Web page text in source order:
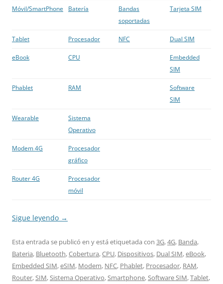
Móvil/SmartPhone Batería
Bandas
soportadas
Tarjeta SIM
Tablet Procesador NFC Dual SIM
eBook CPU
Embedded
SIM
Phablet RAM
Software
SIM
Wearable
Sistema
Operativo
Modem 4G
Procesador
gráfico
Router 4G
Procesador
móvil
Sigue leyendo →
Esta entrada se publicó en y está etiquetada con 3G,4G, Banda,
Bateria, Bluetooth,Cobertura,CPU, Dispositivos, Dual SIM,eBook,
Embedded SIM,eSIM, Modem, NFC, Phablet, Procesador, RAM,
Router,SIM,Sistema Operativo,Smartphone,Software SIM,Tablet,